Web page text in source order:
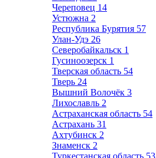
Череповец 14
Устюжна 2
Республика Бурятия 57
Улан-Удэ 26
Северобайкальск 1
Гусиноозерск 1
Тверская область 54
Тверь 24
Вышний Волочёк 3
Лихославль 2
Астраханская область 54
Астрахань 31
Ахтубинск 2
Знаменск 2
Туркестанская область 53